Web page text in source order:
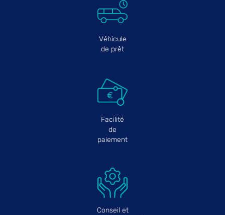
Véhicule
de prêt
Facilité
de
paiement
Conseil et